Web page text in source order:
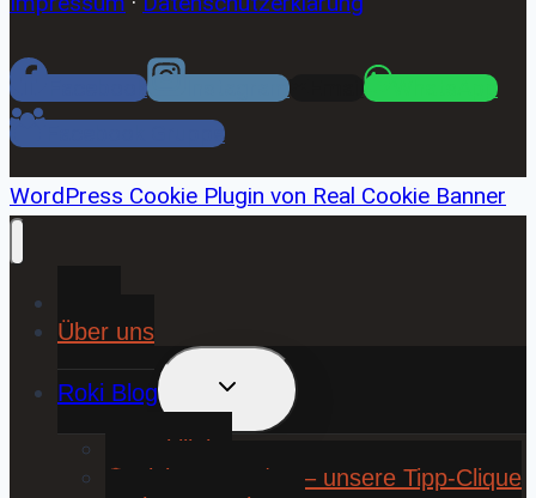
Facebook Instagram
WhatsApp
Facebook Gruppe
WordPress Cookie Plugin von Real Cookie Banner
Über uns
Roki Blog
UNTERMENÜ
UMSCHALTEN
❤️ Rokiliebe
⚽ KickStart 25/26 – unsere Tipp-Clique